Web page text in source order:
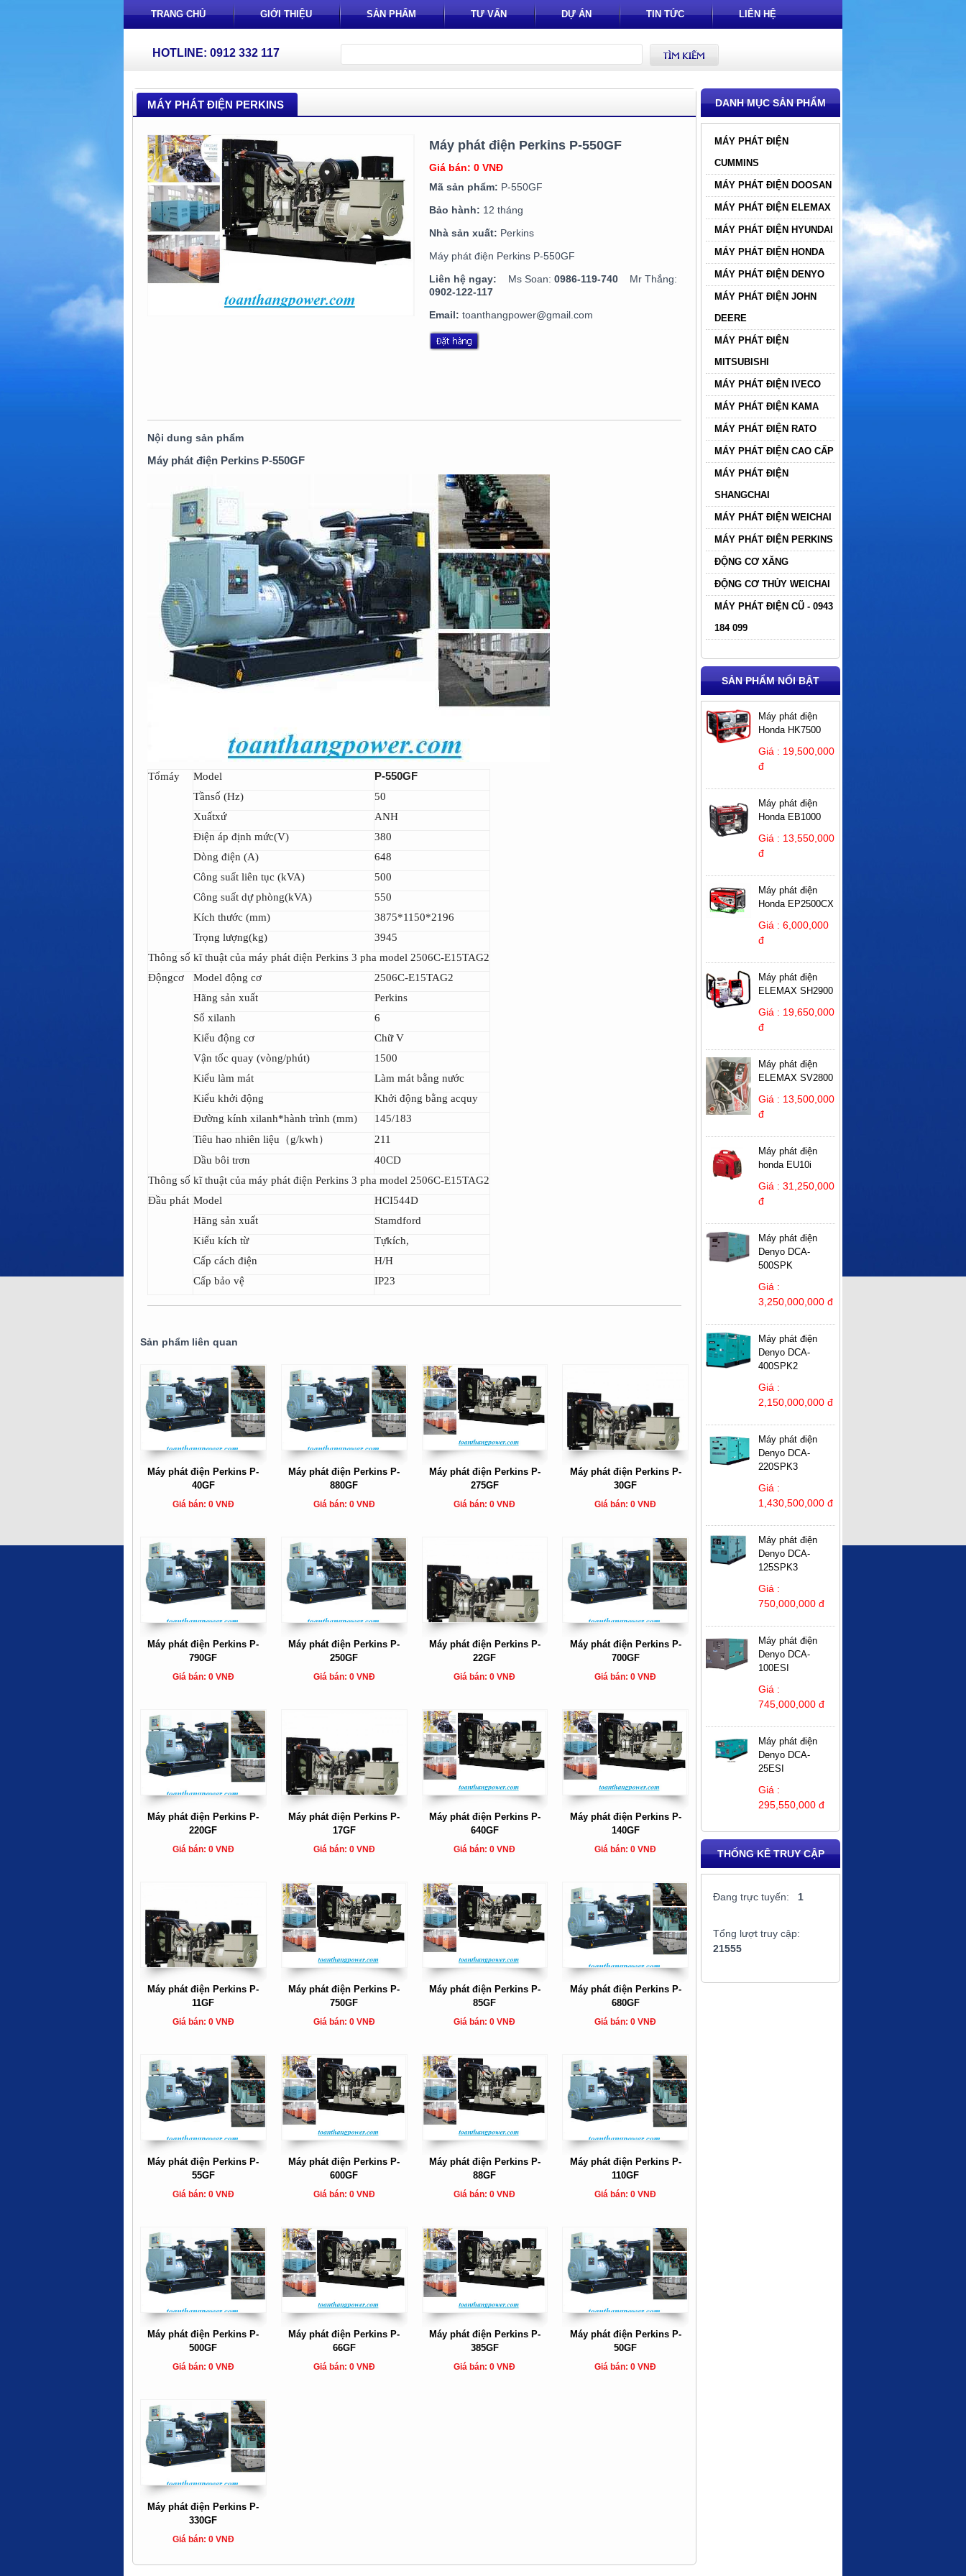
TRANG CHỦ GIỚI THIỆU SẢN PHẨM TƯ VẤN DỰ ÁN TIN TỨC LIÊN HỆ
HOTLINE: 0912 332 117
MÁY PHÁT ĐIỆN PERKINS
Máy phát điện Perkins P-550GF
Giá bán: 0 VNĐ
Mã sản phẩm: P-550GF
Bảo hành: 12 tháng
Nhà sản xuất: Perkins
Máy phát điện Perkins P-550GF
Liên hệ ngay:
Ms Soan: 0986-119-740Mr Thắng:
0902-122-117
Email: toanthangpower@gmail.com
Nội dung sản phẩm
Máy phát điện Perkins P-550GF
Tổmáy Model P-550GF
Tầnsố (Hz)
50
Xuấtxứ
ANH
Điện áp định mức(V)
380
Dòng điện (A)
648
Công suất liên tục (kVA)
500
Công suất dự phòng(kVA)
550
Kích thước (mm)
3875*1150*2196
Trọng lượng(kg)
3945
Thông số kĩ thuật của máy phát điện Perkins 3 pha model 2506C-E15TAG2
Độngcơ
Model động cơ
2506C-E15TAG2
Hãng sản xuất
Perkins
Số xilanh
6
Kiểu động cơ
Chữ V
Vận tốc quay (vòng/phút)
1500
Kiểu làm mát
Làm mát bằng nước
Kiểu khởi động
Khởi động bằng acquy
Đường kính xilanh*hành trình (mm)
145/183
Tiêu hao nhiên liệu（g/kwh）
211
Dầu bôi trơn
40CD
Thông số kĩ thuật của máy phát điện Perkins 3 pha model 2506C-E15TAG2
Đầu phát Model
HCI544D
Hãng sản xuất
Stamdford
Kiểu kích từ
Tựkích,
Cấp cách điện
H/H
Cấp bảo vệ
IP23
Sản phẩm liên quan
Máy phát điện Perkins P-
40GF
Giá bán: 0 VNĐ
Máy phát điện Perkins P-
880GF
Giá bán: 0 VNĐ
Máy phát điện Perkins P-
275GF
Giá bán: 0 VNĐ
Máy phát điện Perkins P-
30GF
Giá bán: 0 VNĐ
Máy phát điện Perkins P-
790GF
Giá bán: 0 VNĐ
Máy phát điện Perkins P-
250GF
Giá bán: 0 VNĐ
Máy phát điện Perkins P-
22GF
Giá bán: 0 VNĐ
Máy phát điện Perkins P-
700GF
Giá bán: 0 VNĐ
Máy phát điện Perkins P-
220GF
Giá bán: 0 VNĐ
Máy phát điện Perkins P-
17GF
Giá bán: 0 VNĐ
Máy phát điện Perkins P-
640GF
Giá bán: 0 VNĐ
Máy phát điện Perkins P-
140GF
Giá bán: 0 VNĐ
Máy phát điện Perkins P-
11GF
Giá bán: 0 VNĐ
Máy phát điện Perkins P-
750GF
Giá bán: 0 VNĐ
Máy phát điện Perkins P-
85GF
Giá bán: 0 VNĐ
Máy phát điện Perkins P-
680GF
Giá bán: 0 VNĐ
Máy phát điện Perkins P-
55GF
Giá bán: 0 VNĐ
Máy phát điện Perkins P-
600GF
Giá bán: 0 VNĐ
Máy phát điện Perkins P-
88GF
Giá bán: 0 VNĐ
Máy phát điện Perkins P-
110GF
Giá bán: 0 VNĐ
Máy phát điện Perkins P-
500GF
Giá bán: 0 VNĐ
Máy phát điện Perkins P-
66GF
Giá bán: 0 VNĐ
Máy phát điện Perkins P-
385GF
Giá bán: 0 VNĐ
Máy phát điện Perkins P-
50GF
Giá bán: 0 VNĐ
Máy phát điện Perkins P-
330GF
Giá bán: 0 VNĐ
DANH MỤC SẢN PHẨM
MÁY PHÁT ĐIỆN
CUMMINS
MÁY PHÁT ĐIỆN DOOSAN
MÁY PHÁT ĐIỆN ELEMAX
MÁY PHÁT ĐIỆN HYUNDAI
MÁY PHÁT ĐIỆN HONDA
MÁY PHÁT ĐIỆN DENYO
MÁY PHÁT ĐIỆN JOHN
DEERE
MÁY PHÁT ĐIỆN
MITSUBISHI
MÁY PHÁT ĐIỆN IVECO
MÁY PHÁT ĐIỆN KAMA
MÁY PHÁT ĐIỆN RATO
MÁY PHÁT ĐIỆN CAO CẤP
MÁY PHÁT ĐIỆN
SHANGCHAI
MÁY PHÁT ĐIỆN WEICHAI
MÁY PHÁT ĐIỆN PERKINS
ĐỘNG CƠ XĂNG
ĐỘNG CƠ THỦY WEICHAI
MÁY PHÁT ĐIỆN CŨ - 0943
184 099
SẢN PHẨM NỔI BẬT
Máy phát điện
Honda HK7500
Giá : 19,500,000
đ
Máy phát điện
Honda EB1000
Giá : 13,550,000
đ
Máy phát điện
Honda EP2500CX
Giá : 6,000,000
đ
Máy phát điện
ELEMAX SH2900
Giá : 19,650,000
đ
Máy phát điện
ELEMAX SV2800
Giá : 13,500,000
đ
Máy phát điện
honda EU10i
Giá : 31,250,000
đ
Máy phát điện
Denyo DCA-
500SPK
Giá :
3,250,000,000 đ
Máy phát điện
Denyo DCA-
400SPK2
Giá :
2,150,000,000 đ
Máy phát điện
Denyo DCA-
220SPK3
Giá :
1,430,500,000 đ
Máy phát điện
Denyo DCA-
125SPK3
Giá :
750,000,000 đ
Máy phát điện
Denyo DCA-
100ESI
Giá :
745,000,000 đ
Máy phát điện
Denyo DCA-
25ESI
Giá :
295,550,000 đ
THỐNG KÊ TRUY CẬP
Đang trực tuyến: 1
Tổng lượt truy cập:
21555